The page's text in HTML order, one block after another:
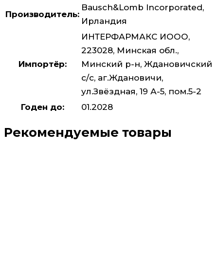
Производитель:
Bausch&Lomb Incorporated,
Ирландия
Импортёр:
ИНТЕРФАРМАКС ИООО,
223028, Минская обл.,
Минский р-н, Ждановичский
с/с, аг.Ждановичи,
ул.Звёздная, 19 А-5, пом.5-2
Годен до:
01.2028
Рекомендуемые товары